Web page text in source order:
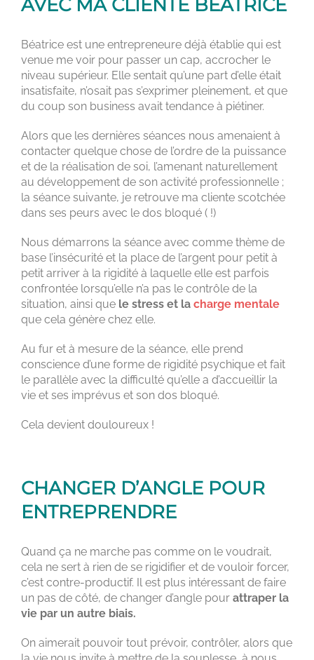
AVEC MA CLIENTE BÉATRICE
Béatrice est une entrepreneure déjà établie qui est
venue me voir pour passer un cap, accrocher le
niveau supérieur. Elle sentait qu’une part d’elle était
insatisfaite, n’osait pas s’exprimer pleinement, et que
du coup son business avait tendance à piétiner.
Alors que les dernières séances nous amenaient à
contacter quelque chose de l’ordre de la puissance
et de la réalisation de soi, l’amenant naturellement
au développement de son activité professionnelle ;
la séance suivante, je retrouve ma cliente scotchée
dans ses peurs avec le dos bloqué ( !)
Nous démarrons la séance avec comme thème de
base l’insécurité et la place de l’argent pour petit à
petit arriver à la rigidité à laquelle elle est parfois
confrontée lorsqu’elle n’a pas le contrôle de la
situation, ainsi que le stress et la charge mentale
que cela génère chez elle.
Au fur et à mesure de la séance, elle prend
conscience d’une forme de rigidité psychique et fait
le parallèle avec la difficulté qu’elle a d’accueillir la
vie et ses imprévus et son dos bloqué.
Cela devient douloureux !
CHANGER D’ANGLE POUR
ENTREPRENDRE
Quand ça ne marche pas comme on le voudrait,
cela ne sert à rien de se rigidifier et de vouloir forcer,
c’est contre-productif. Il est plus intéressant de faire
un pas de côté, de changer d’angle pour attraper la
vie par un autre biais.
On aimerait pouvoir tout prévoir, contrôler, alors que